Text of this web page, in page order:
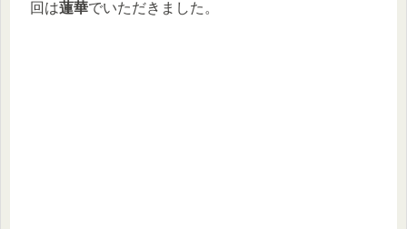
回は蓮華でいただきました。